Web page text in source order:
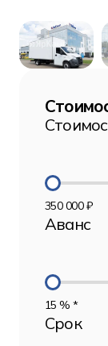
350 000 ₽
Аванс
15 % *
Срок